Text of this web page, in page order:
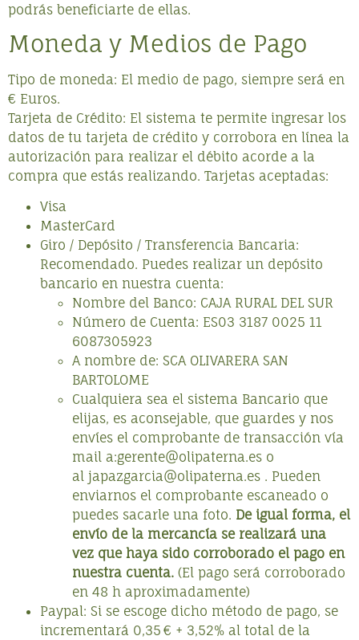
podrás beneficiarte de ellas.
Moneda y Medios de Pago
Tipo de moneda: El medio de pago, siempre será en
€ Euros.
Tarjeta de Crédito: El sistema te permite ingresar los
datos de tu tarjeta de crédito y corrobora en línea la
autorización para realizar el débito acorde a la
compra que estás realizando. Tarjetas aceptadas:
Visa
MasterCard
Giro / Depósito / Transferencia Bancaria:
Recomendado. Puedes realizar un depósito
bancario en nuestra cuenta:
Nombre del Banco: CAJA RURAL DEL SUR
Número de Cuenta: ES03 3187 0025 11
6087305923
A nombre de: SCA OLIVARERA SAN
BARTOLOME
Cualquiera sea el sistema Bancario que
elijas, es aconsejable, que guardes y nos
envíes el comprobante de transacción vía
mail a:gerente@olipaterna.es o
al japazgarcia@olipaterna.es . Pueden
enviarnos el comprobante escaneado o
puedes sacarle una foto. De igual forma, el
envío de la mercancía se realizará una
vez que haya sido corroborado el pago en
nuestra cuenta. (El pago será corroborado
en 48 h aproximadamente)
Paypal: Si se escoge dicho método de pago, se
incrementará 0,35 € + 3,52% al total de la